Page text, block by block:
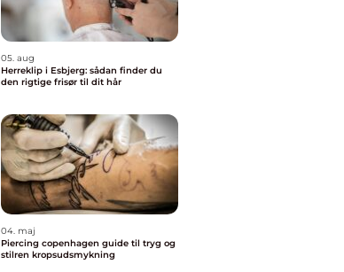
05. aug
Herreklip i Esbjerg: sådan finder du
den rigtige frisør til dit hår
04. maj
Piercing copenhagen guide til tryg og
stilren kropsudsmykning